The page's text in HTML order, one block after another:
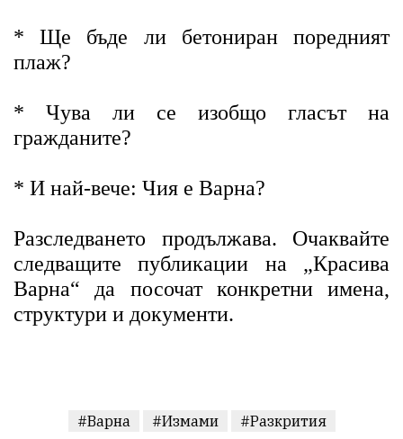
* Ще бъде ли бетониран поредният
плаж?
* Чува ли се изобщо гласът на
гражданите?
* И най-вече: Чия е Варна?
Разследването продължава. Очаквайте
следващите публикации на „Красива
Варна“ да посочат конкретни имена,
структури и документи.
#Варна #Измами #Разкрития